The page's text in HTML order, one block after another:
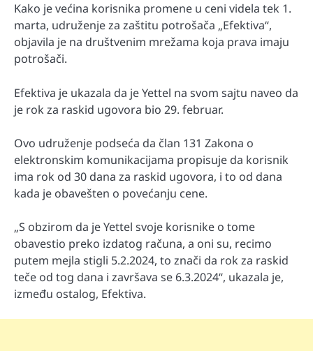
Kako je većina korisnika promene u ceni videla tek 1.
marta, udruženje za zaštitu potrošača „Efektiva“,
objavila je na društvenim mrežama koja prava imaju
potrošači.
Efektiva je ukazala da je Yettel na svom sajtu naveo da
je rok za raskid ugovora bio 29. februar.
Ovo udruženje podseća da član 131 Zakona o
elektronskim komunikacijama propisuje da korisnik
ima rok od 30 dana za raskid ugovora, i to od dana
kada je obavešten o povećanju cene.
„S obzirom da je Yettel svoje korisnike o tome
obavestio preko izdatog računa, a oni su, recimo
putem mejla stigli 5.2.2024, to znači da rok za raskid
teče od tog dana i završava se 6.3.2024“, ukazala je,
između ostalog, Efektiva.